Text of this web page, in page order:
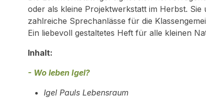
oder als kleine Projektwerkstatt im Herbst.
zahlreiche Sprechanlässe für die
Ein liebevoll gestaltetes Heft für alle kleinen
Inhalt:
- Wo leben Igel?
Igel Pauls Lebensraum